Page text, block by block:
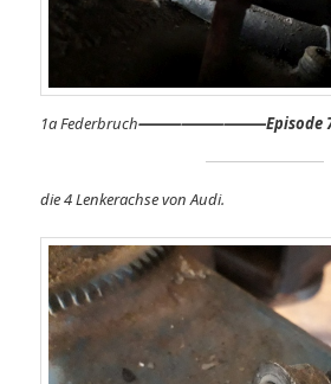
1a Federbruch⸻⸻⸻
die 4 Lenkerachse von Audi.